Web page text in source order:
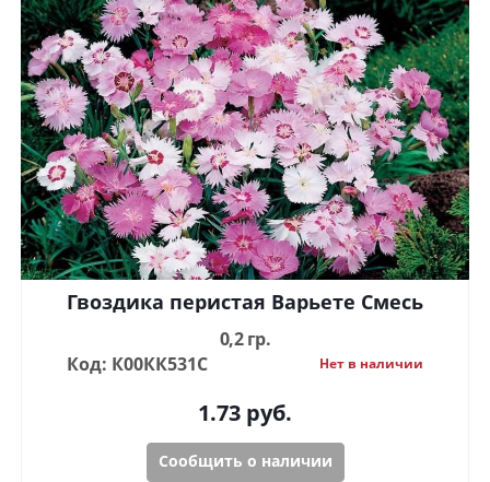
Гвоздика перистая Варьете Смесь
0,2 гр.
Код: К00КК531С
Нет в наличии
1.73 руб.
Сообщить о наличии